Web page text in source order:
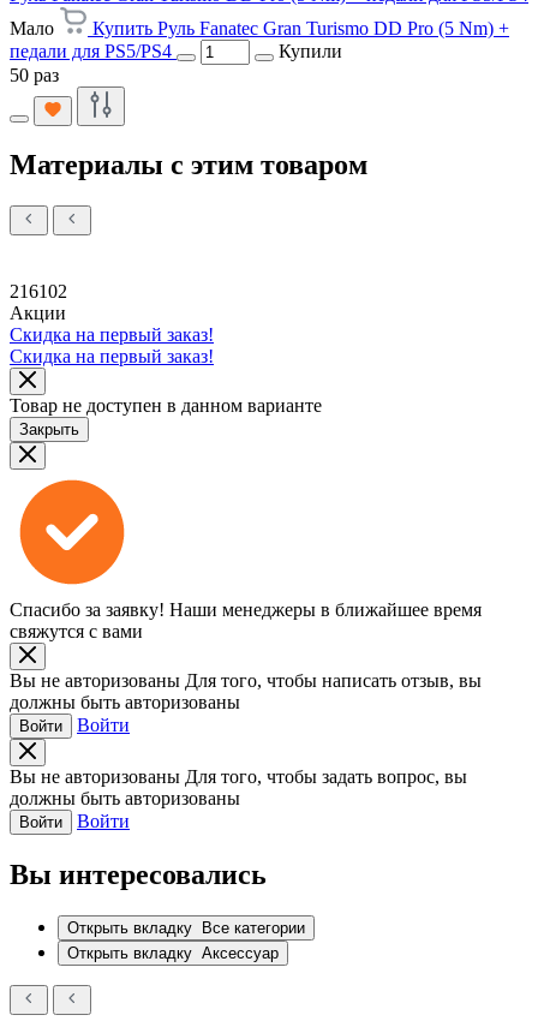
Мало
Купить Руль Fanatec Gran Turismo DD Pro (5 Nm) +
педали для PS5/PS4
Купили
50 раз
Материалы с этим товаром
216102
Акции
Скидка на первый заказ!
Скидка на первый заказ!
Товар не доступен в данном варианте
Закрыть
Спасибо за заявку! Наши менеджеры в ближайшее время
свяжутся с вами
Вы не авторизованы Для того, чтобы написать отзыв, вы
должны быть авторизованы
Войти Войти
Вы не авторизованы Для того, чтобы задать вопрос, вы
должны быть авторизованы
Войти Войти
Вы интересовались
Открыть вкладку
Все категории
Открыть вкладку Аксессуар